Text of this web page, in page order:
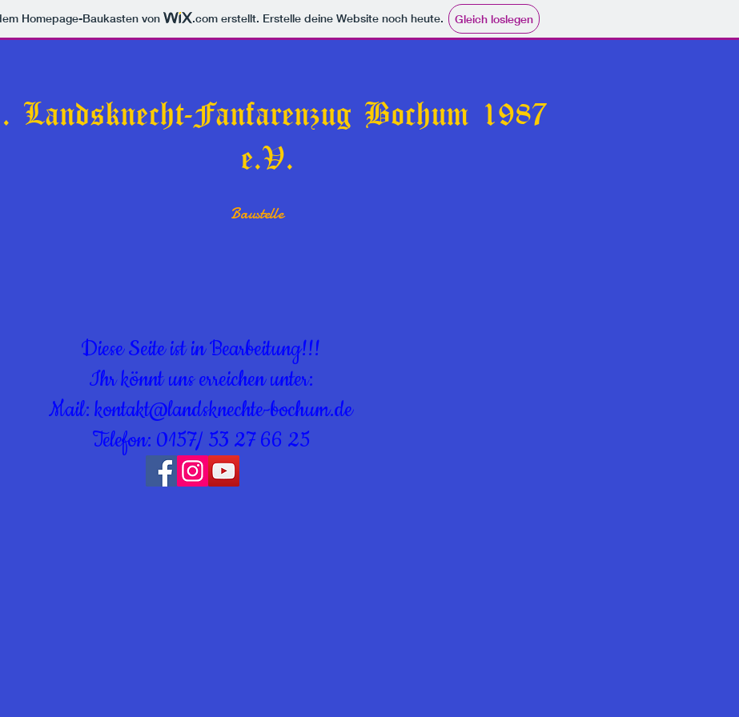
Homepage-Baukasten von .com erstellt. Erstelle deine Website noch heute. Gleich loslegen
Landsknecht-Fanfarenzug Bochum 1987
e.V.
Baustelle
Diese Seite ist in Bearbeitung!!!
Ihr könnt uns erreichen unter:
Mail: kontakt@landsknechte-bochum.de
Telefon: 0157/ 53 27 66 25